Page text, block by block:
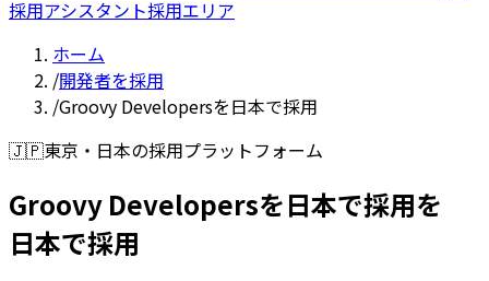
採用アシスタント採用エリア
ホーム
/開発者を採用
/Groovy Developersを日本で採用
🇯🇵東京・日本の採用プラットフォーム
Groovy Developersを日本で採用を
日本で採用